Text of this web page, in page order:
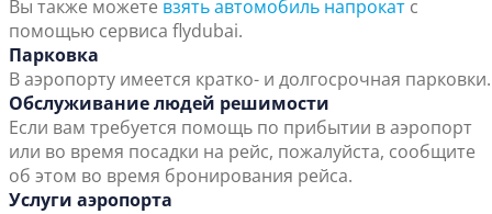
Вы также можете взять автомобиль напрокат с
помощью сервиса flydubai.
Парковка
В аэропорту имеется кратко- и долгосрочная парковки.
Обслуживание людей решимости
Если вам требуется помощь по прибытии в аэропорт
или во время посадки на рейс, пожалуйста, сообщите
об этом во время бронирования рейса.
Услуги аэропорта